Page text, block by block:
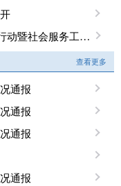
民盟甘肃省委会在河南开展“留住乡愁”行动暨社会服务工作调研
查看更多
通报
通报
通报
通报